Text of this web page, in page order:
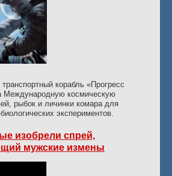
корабль «Прогресс
Международную космическую
рыбок и личинки комара для
экспериментов.
изобрели спрей,
мужские измены